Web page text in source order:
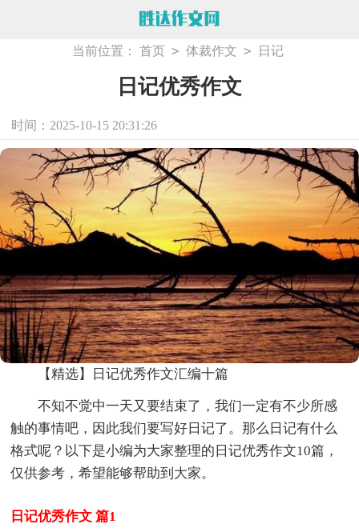
当前位置： 首页 > 体裁作文 > 日记
日记优秀作文
时间：2025-10-15 20:31:26
【精选】日记优秀作文汇编十篇
不知不觉中一天又要结束了，我们一定有不少所感
触的事情吧，因此我们要写好日记了。那么日记有什么
格式呢？以下是小编为大家整理的日记优秀作文10篇，
仅供参考，希望能够帮助到大家。
日记优秀作文 篇1